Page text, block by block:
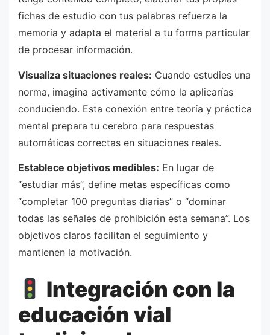
fichas de estudio con tus palabras refuerza la
memoria y adapta el material a tu forma particular
de procesar información.
Visualiza situaciones reales: Cuando estudies una
norma, imagina activamente cómo la aplicarías
conduciendo. Esta conexión entre teoría y práctica
mental prepara tu cerebro para respuestas
automáticas correctas en situaciones reales.
Establece objetivos medibles: En lugar de
“estudiar más”, define metas específicas como
“completar 100 preguntas diarias” o “dominar
todas las señales de prohibición esta semana”. Los
objetivos claros facilitan el seguimiento y
mantienen la motivación.
Integración con la
educación vial